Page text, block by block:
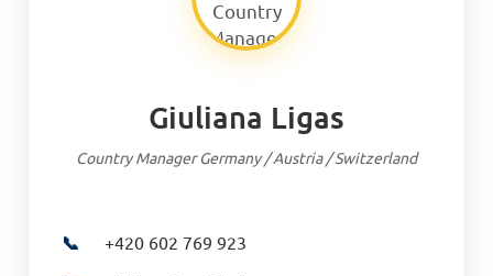
Giuliana Ligas
Country Manager Germany / Austria / Switzerland
📞
+420 602 769 923